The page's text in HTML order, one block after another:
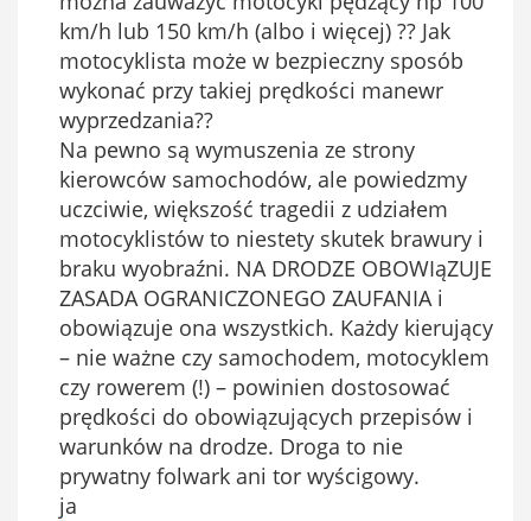
km/h lub 150 km/h (albo i więcej) ?? Jak
motocyklista może w bezpieczny sposób
wykonać przy takiej prędkości manewr
wyprzedzania??
Na pewno są wymuszenia ze strony
kierowców samochodów, ale powiedzmy
uczciwie, większość tragedii z udziałem
motocyklistów to niestety skutek brawury i
braku wyobraźni. NA DRODZE OBOWIąZUJE
ZASADA OGRANICZONEGO ZAUFANIA i
obowiązuje ona wszystkich. Każdy kierujący
– nie ważne czy samochodem, motocyklem
czy rowerem (!) – powinien dostosować
prędkości do obowiązujących przepisów i
warunków na drodze. Droga to nie
prywatny folwark ani tor wyścigowy.
ja